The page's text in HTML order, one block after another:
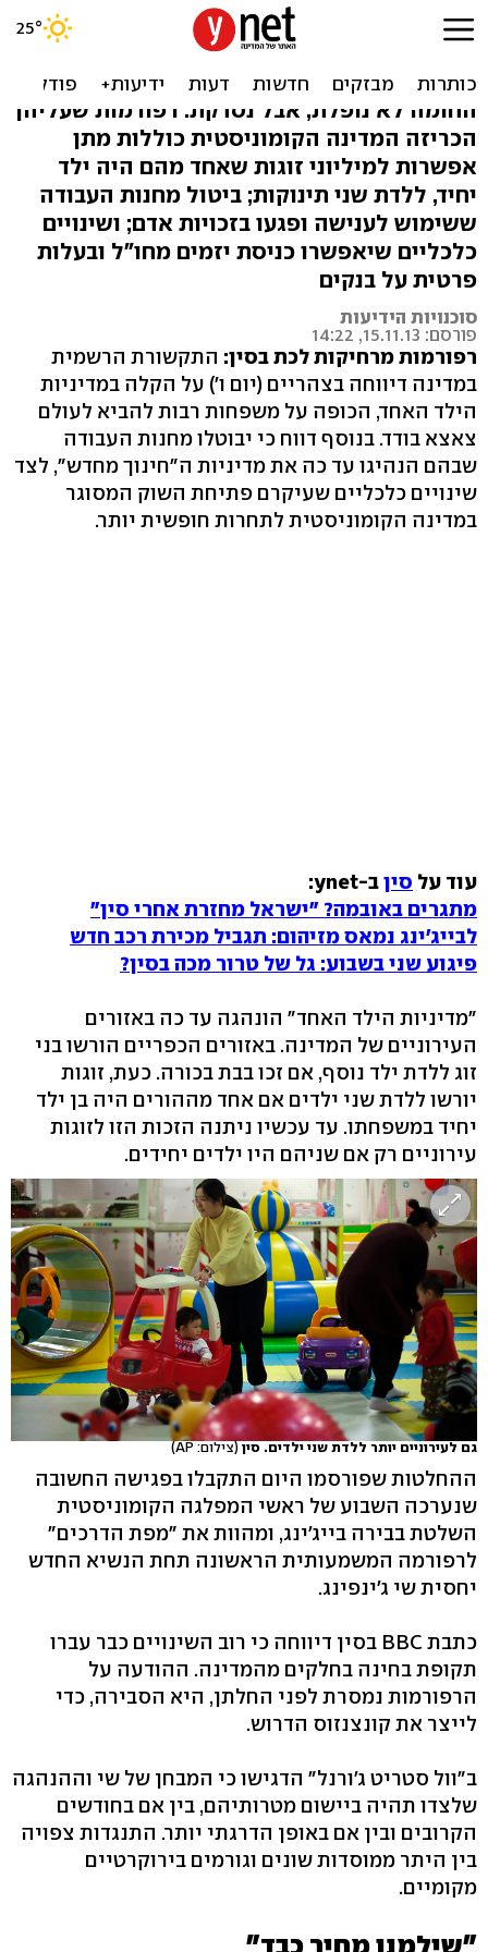
סין משתנה: הקלה במדיניות
החומה לא נופלת, אבל נסדקת: רפורמות שעליהן
הכריזה המדינה הקומוניסטית כוללות מתן
אפשרות למיליוני זוגות שאחד מהם היה ילד
יחיד, ללדת שני תינוקות; ביטול מחנות העבודה
ששימוש לענישה ופגעו בזכויות אדם; ושינויים
כלכליים שיאפשרו כניסת יזמים מחו"ל ובעלות
פרטית על בנקים
סוכנויות הידיעות
פורסם: 15.11.13, 14:22
רפורמות מרחיקות לכת בסין: התקשורת הרשמית
במדינה דיווחה בצהריים (יום ו') על הקלה במדיניות
הילד האחד, הכופה על משפחות רבות להביא לעולם
צאצא בודד. בנוסף דווח כי יבוטלו מחנות העבודה
שבהם הנהיגו עד כה את מדיניות ה"חינוך מחדש", לצד
שינויים כלכליים שעיקרם פתיחת השוק המסוגר
במדינה הקומוניסטית לתחרות חופשית יותר.
עוד על סיןב-ynet:
מתגרים באובמה? "ישראל מחזרת אחרי סין"
לבייג'ינג נמאס מזיהום: תגביל מכירת רכב חדש
פיגוע שני בשבוע: גל של טרור מכה בסין?
"מדיניות הילד האחד" הונהגה עד כה באזורים
העירוניים של המדינה. באזורים הכפריים הורשו בני
זוג ללדת ילד נוסף, אם זכו בבת בכורה. כעת, זוגות
יורשו ללדת שני ילדים אם אחד מההורים היה בן ילד
יחיד במשפחתו. עד עכשיו ניתנה הזכות הזו לזוגות
עירוניים רק אם שניהם היו ילדים יחידים.
גם לעירוניים יותר ללדת שני ילדים. סין (צילום: AP)
ההחלטות שפורסמו היום התקבלו בפגישה החשובה
שנערכה השבוע של ראשי המפלגה הקומוניסטית
השלטת בבירה בייג'ינג, ומהוות את "מפת הדרכים"
לרפורמה המשמעותית הראשונה תחת הנשיא החדש
יחסית שי ג'ינפינג.
כתבת BBC בסין דיווחה כי רוב השינויים כבר עברו
תקופת בחינה בחלקים מהמדינה. ההודעה על
הרפורמות נמסרת לפני החלתן, היא הסבירה, כדי
לייצר את קונצנזוס הדרוש.
ב"וול סטריט ג'ורנל" הדגישו כי המבחן של שי וההנהגה
שלצדו תהיה ביישום מטרותיהם, בין אם בחודשים
הקרובים ובין אם באופן הדרגתי יותר. התנגדות צפויה
בין היתר ממוסדות שונים וגורמים בירוקרטיים
מקומיים.
"שילמנו מחיר כבד"